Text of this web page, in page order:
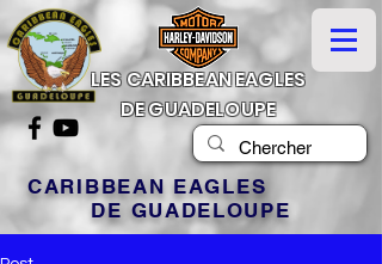
LES CARIBBEAN EAGLES
DE GUADELOUPE
CARIBBEAN EAGLES
DE GUADELOUPE